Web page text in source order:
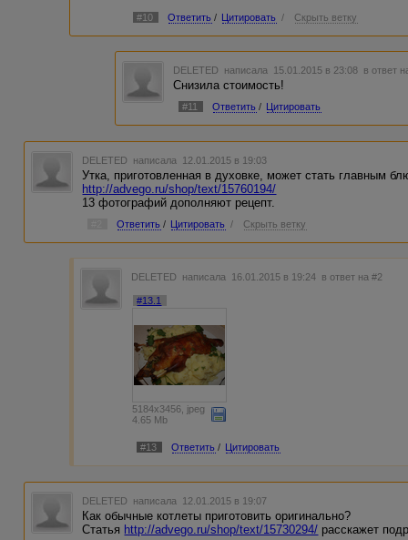
#10 Ответить / Цитировать / Скрыть ветку
DELETED написала 15.01.2015 в 23:08 в ответ
Снизила стоимость!
#11 Ответить / Цитировать
DELETED написала 12.01.2015 в 19:03
Утка, приготовленная в духовке, может стать главным
http://advego.ru/shop/text/15760194/
13 фотографий дополняют рецепт.
Ответить / Цитировать / Скрыть ветку
DELETED написала 16.01.2015 в 19:24 в ответ на #2
#13.1
5184x3456, jpeg
4.65 Mb
#13 Ответить / Цитировать
DELETED написала 12.01.2015 в 19:07
Как обычные котлеты приготовить оригинально?
Статья http://advego.ru/shop/text/15730294/ расскажет